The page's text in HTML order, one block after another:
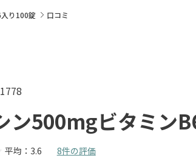
出現中！今月のスト
ンプレゼント中！！
定期配信
り100錠 口コミ
ン500mgビタミン
平均：3.6 8件の評価